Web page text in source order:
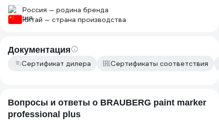
Россия — родина бренда
Китай — страна производства
Документация
Сертификат дилера Сертификаты соответствия
Вопросы и ответы о BRAUBERG paint marker
professional plus